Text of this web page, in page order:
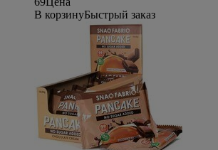
В корзинуБыстрый заказ